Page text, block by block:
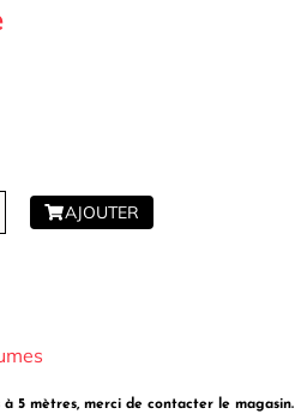
AJOUTER
5 mètres, merci de contacter le magasin.